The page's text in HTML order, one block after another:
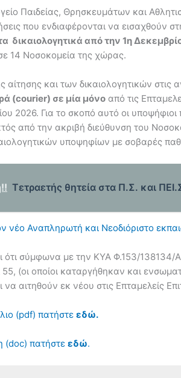
Παιδείας, Θρησκευμάτων και
που ενδιαφέρονται να εισαχθούν
δικαιολογητικά από την 1η
14 Νοσοκομεία της χώρας.
αίτησης και των δικαιολογητικών στις
(courier) σε μία μόνο από τις
2026. Για το σκοπό αυτό οι
από την ακριβή διεύθυνση του
υποψηφίων με σοβαρές
Τετραετής θητεία στα Π.Σ. και
νέο Αναπληρωτή και Νεοδιόριστο
ότι σύμφωνα με την ΚΥΑ Φ.153/138134/
55, (οι οποίοι καταργήθηκαν και
να αιτηθούν εκ νέου στις Επταμελείς
(pdf) πατήστε εδώ.
(doc) πατήστε εδώ.